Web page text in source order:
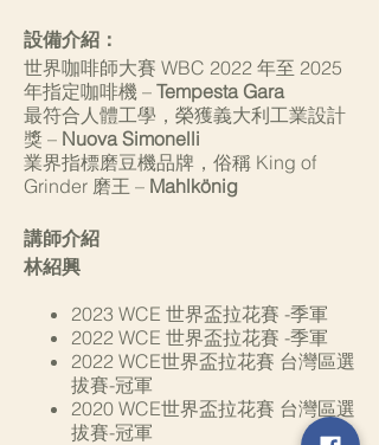
設備介紹：
世界咖啡師大賽 WBC 2022 年至 2025
年指定咖啡機 – Tempesta Gara
最符合人體工學，榮獲義大利工業設計
獎 – Nuova Simonelli
業界指標磨豆機品牌，俗稱 King of
Grinder 磨王 – Mahlkönig
講師介紹
林紹興
2023 WCE 世界盃拉花賽 -季軍
2022 WCE 世界盃拉花賽 -季軍
2022 WCE世界盃拉花賽 台灣區選
拔賽-冠軍
2020 WCE世界盃拉花賽 台灣區選
拔賽-冠軍